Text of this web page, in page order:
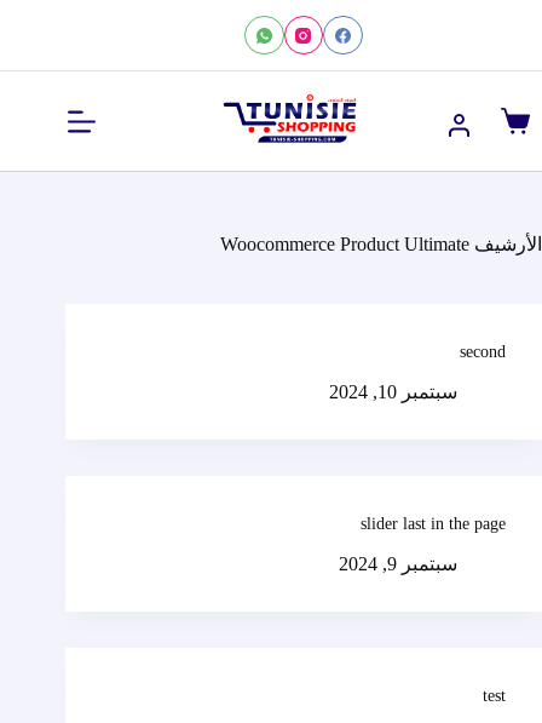
عربة
الأرشيف
second
سبتمبر 10, 2024
slider last in the page
سبتمبر 9, 2024
test